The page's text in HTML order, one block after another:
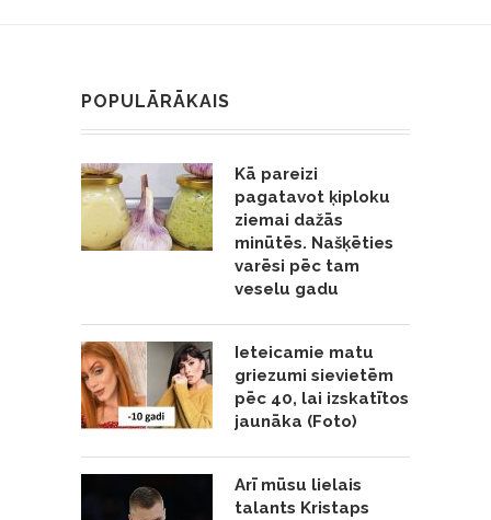
POPULĀRĀKAIS
Kā pareizi
pagatavot ķiploku
ziemai dažās
minūtēs. Našķēties
varēsi pēc tam
veselu gadu
Ieteicamie matu
griezumi sievietēm
pēc 40, lai izskatītos
jaunāka (Foto)
Arī mūsu lielais
talants Kristaps